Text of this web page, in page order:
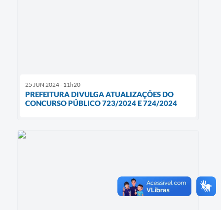
25 JUN 2024 - 11h20
PREFEITURA DIVULGA ATUALIZAÇÕES DO
CONCURSO PÚBLICO 723/2024 E 724/2024